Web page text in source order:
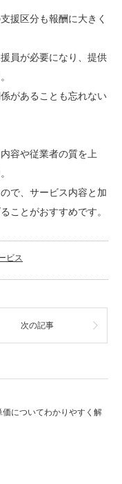
援区分も報酬に大きく
員が必要になり、提供
があることも忘れない
容や従業者の質を上
で、サービス内容と加
ことがおすすめです。
ビス
次の記事
についてわかりやすく解